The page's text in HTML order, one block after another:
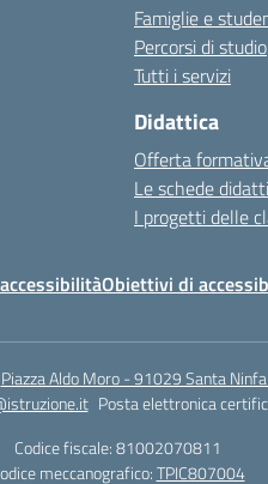
Famiglie e
Percorsi di studio
Tutti i servizi
Didattica
Offerta
Le schede
I progetti delle
Obiettivi di
Piazza Aldo Moro - 91029 Santa Ninfa
Posta elettronica
Codice fiscale: 81002070811
meccanografico:TPIC807004